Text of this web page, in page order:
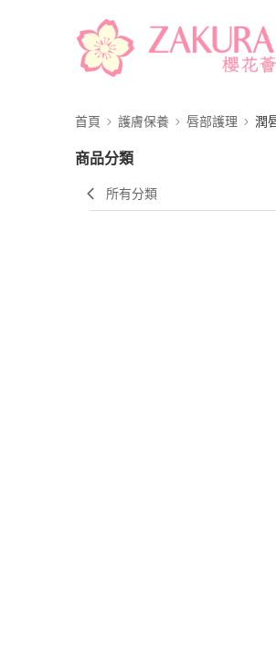
首頁 護膚保養 唇部護理 潤
商品分類
所有分類